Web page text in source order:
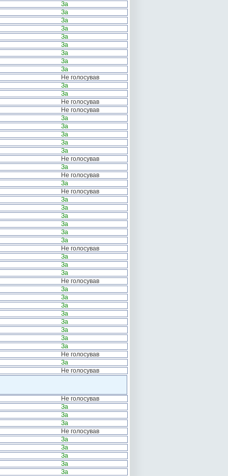
За
За
За
За
За
За
За
За
За
Не голосував
За
За
Не голосував
Не голосував
За
За
За
За
За
Не голосував
За
Не голосував
За
Не голосував
За
За
За
За
За
За
Не голосував
За
За
За
Не голосував
За
За
За
За
За
За
За
За
Не голосував
За
Не голосував
Не голосував
За
За
За
Не голосував
За
За
За
За
За